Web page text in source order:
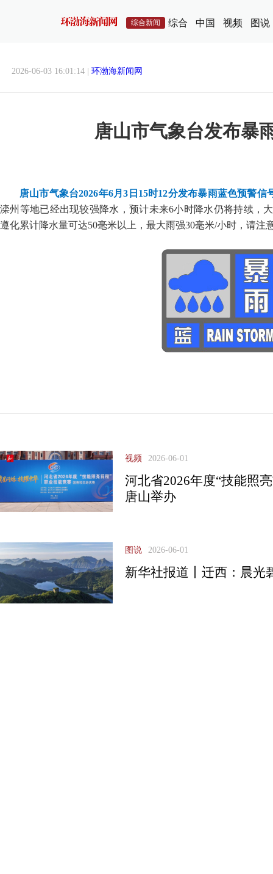
综合新闻 综合 中国 视频 图说
2026-06-03 16:01:14 | 环渤海新闻网
唐山市气象台发布暴
唐山市气象台2026年6月3日15时12分发布暴雨蓝色预警信
滦州等地已经出现较强降水，预计未来6小时降水仍将持续，
遵化累计降水量可达50毫米以上，最大雨强30毫米/小时，请注
视频 2026-06-01
河北省2026年度“技能照
唐山举办
图说 2026-06-01
新华社报道丨迁西：晨光